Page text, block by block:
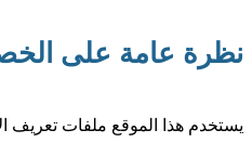
الارتباط لتحسين تجربتك أثناء